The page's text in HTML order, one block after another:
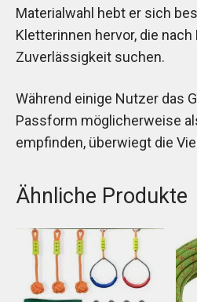
Materialwahl hebt er sich
Kletterinnen hervor, die nach
Zuverlässigkeit suchen.
Während einige Nutzer das
Passform möglicherweise
empfinden, überwiegt die
Ähnliche Produkte